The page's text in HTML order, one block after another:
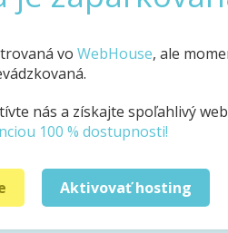
vo WebHouse, ale
nás a získajte spoľahlivý
100 % dostupnosti!
Aktivovať hosting